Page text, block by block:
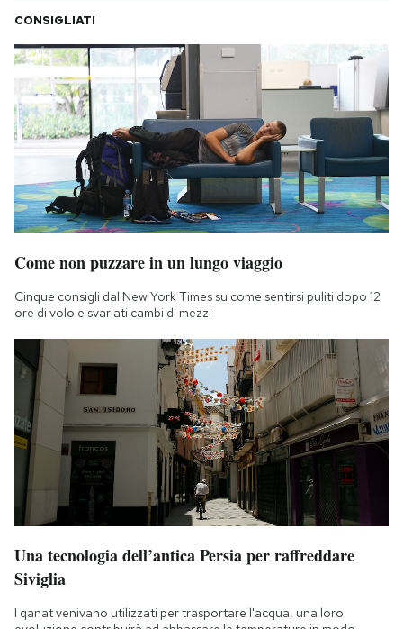
CONSIGLIATI
Come non puzzare in un lungo viaggio
Cinque consigli dal New York Times su come sentirsi puliti dopo 12
ore di volo e svariati cambi di mezzi
Una tecnologia dell’antica Persia per raffreddare
Siviglia
I qanat venivano utilizzati per trasportare l'acqua, una loro